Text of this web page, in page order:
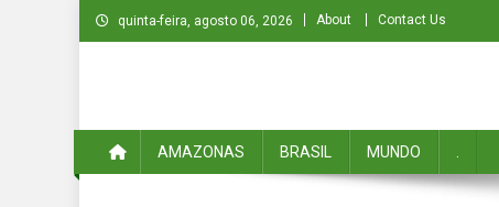
Skip
to
quinta-feira, agosto 06, 2026 About Contact Us
AMAZONAS BRASIL MUNDO